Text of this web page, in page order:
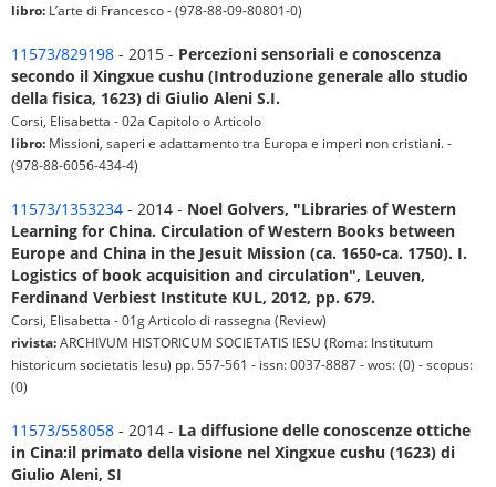
libro: L’arte di Francesco - (978-88-09-80801-0)
11573/829198 - 2015 - Percezioni sensoriali e conoscenza
secondo il Xingxue cushu (Introduzione generale allo studio
della fisica, 1623) di Giulio Aleni S.I.
Corsi, Elisabetta - 02a Capitolo o Articolo
libro: Missioni, saperi e adattamento tra Europa e imperi non cristiani. -
(978-88-6056-434-4)
11573/1353234 - 2014 - Noel Golvers, "Libraries of Western
Learning for China. Circulation of Western Books between
Europe and China in the Jesuit Mission (ca. 1650-ca. 1750). I.
Logistics of book acquisition and circulation", Leuven,
Ferdinand Verbiest Institute KUL, 2012, pp. 679.
Corsi, Elisabetta - 01g Articolo di rassegna (Review)
rivista:ARCHIVUM HISTORICUM SOCIETATIS IESU (Roma: Institutum
historicum societatis Iesu) pp. 557-561 - issn: 0037-8887 - wos: (0) - scopus:
(0)
11573/558058 - 2014 - La diffusione delle conoscenze ottiche
in Cina:il primato della visione nel Xingxue cushu (1623) di
Giulio Aleni, SI